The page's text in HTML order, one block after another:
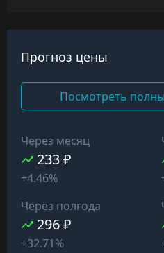
Прогноз цены
Посмотреть
Через месяц
233 ₽
+4.46%
Через полгода
296 ₽
+32.71%